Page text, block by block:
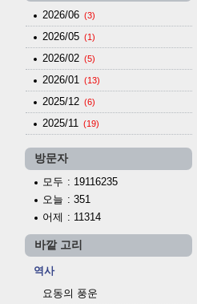
2026/06 (3)
2026/05 (1)
2026/02 (5)
2026/01 (13)
2025/12 (6)
2025/11 (19)
방문자
모두 : 19116235
오늘 : 351
어제 : 11314
바깥 고리
역사
요동의 풍운